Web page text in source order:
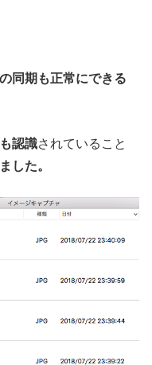
同期も正常にできる
認識されていること
した。